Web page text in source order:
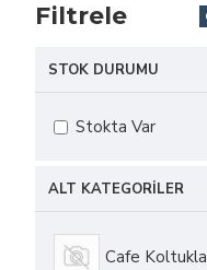
Filtrele
ALT KATEGORILER
Cafe
STOK DURUMU
Stokta Var